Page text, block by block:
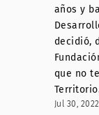
años y
decidió,
que no
Jul 30, 2022